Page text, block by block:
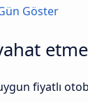
Göster
fiyatlı